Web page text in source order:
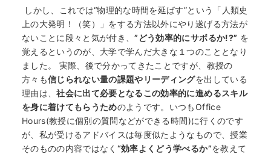
しかし、これでは“物理的な時間を延ばす”という「人類史
上の大発明！（笑）」をする方法以外にやり遂げる方法が
ないことに段々と気が付き、”どう効率的にサボるか!?” を
覚えるというのが、大学で学んだ大きな１つのこととなり
ました。 実際、後で分かってきたことですが、教授の
方々も信じられない量の課題やリーディングを出している
理由は、社会に出て必要となるこの効率的に進めるスキル
を身に着けてもらうためのようです。いつもOffice
Hours(教授に個別の質問などができる時間)に行くのです
が、私が受けるアドバイスは毎度似たようなもので、授業
そのものの内容ではなく “効率よくどう学べるか”を教えて